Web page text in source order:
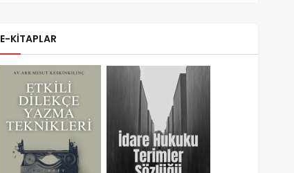
E-KİTAPLAR